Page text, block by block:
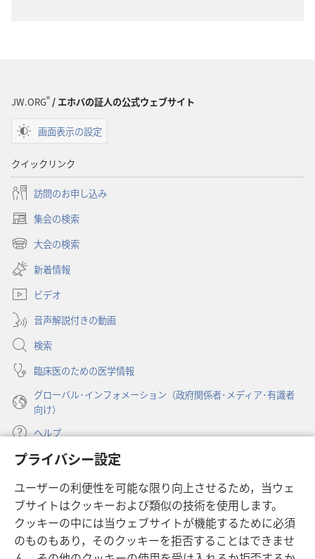
プライバシー設定
ユーザーの利便性を可能な限り向上させるため，当ウェ
ブサイトはクッキーおよび類似の技術を使用します。
クッキーの中には当ウェブサイトが機能するために必須
のものもあり，そのクッキーを拒否することはできませ
JW.ORG®/ エホバの証人の公式ウェブサイト
画面表示の設定
クイックリンク
訪問のお申し込み
集会の検索
（新
し
タ
で
開
く）
大会の検索
（新
し
い
タ
ブ
で
開
く）
新着情報
ビデオ
音声解説付きの動画
検索
臨床医のための医学情報
グローバル･インフォメーション（政府関係者･メディア･有識者
向け）
ヘルプ
寄付
し
い
タ
ブ
で
ものみの塔 オンライン・ライブラリー
（新
し
い
JW Hub ®
（新